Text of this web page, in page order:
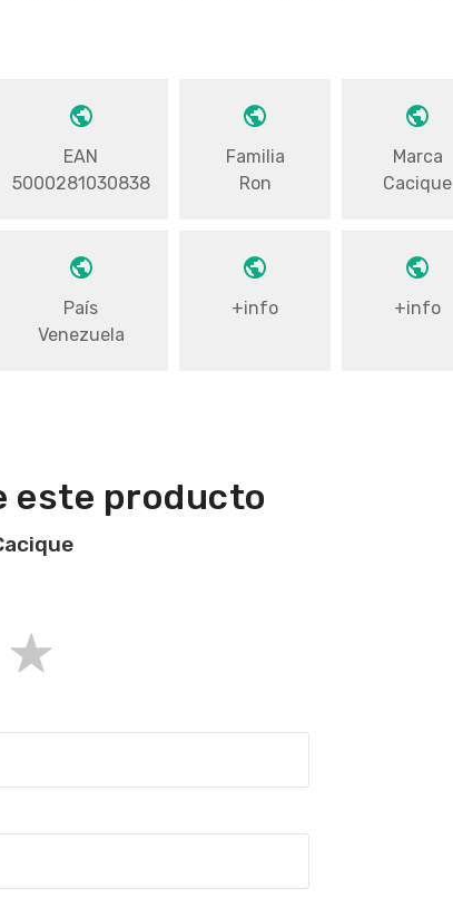
EAN
5000281030838
Familia
Ron
Marca
Cacique
País
Venezuela
+info +info
este producto